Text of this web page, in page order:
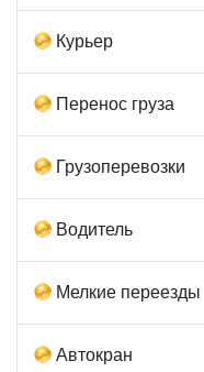
Курьер
Перенос груза
Грузоперевозки
Водитель
Мелкие переезды
Автокран